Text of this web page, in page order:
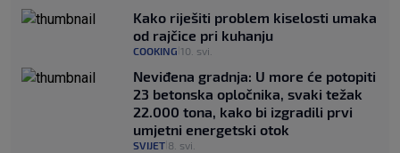
Kako riješiti problem kiselosti umaka
od rajčice pri kuhanju
COOKING 10. svi.
Neviđena gradnja: U more će potopiti
23 betonska opločnika, svaki težak
22.000 tona, kako bi izgradili prvi
umjetni energetski otok
SVIJET 8. svi.